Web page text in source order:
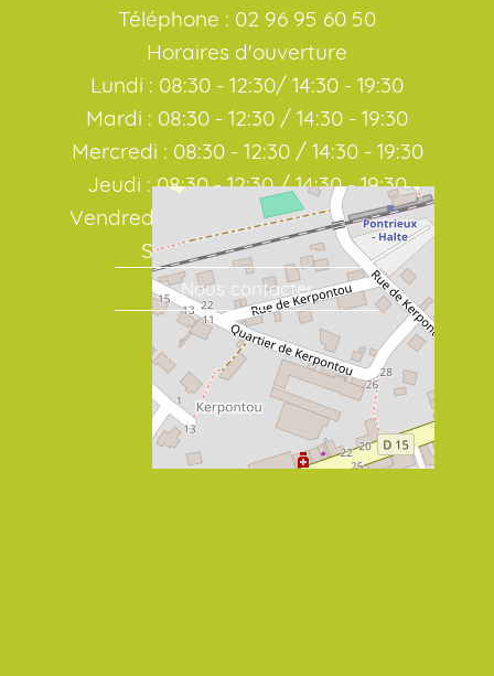
Téléphone : 02 96 95 60 50
Horaires d'ouverture
Lundi : 08:30 - 12:30/ 14:30 - 19:30
Mardi : 08:30 - 12:30 / 14:30 - 19:30
Mercredi : 08:30 - 12:30 / 14:30 - 19:30
Jeudi : 08:30 - 12:30 / 14:30 - 19:30
Vendredi : 08:30 - 12:30 / 14:30 - 19:30
Samedi : 08:30 / 19:00
Nous contacter